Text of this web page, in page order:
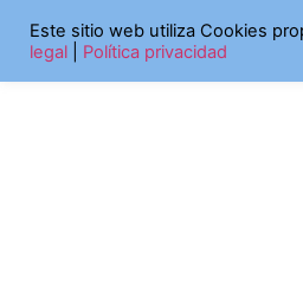
Este sitio web utiliza Cookies
legal
Política privacidad